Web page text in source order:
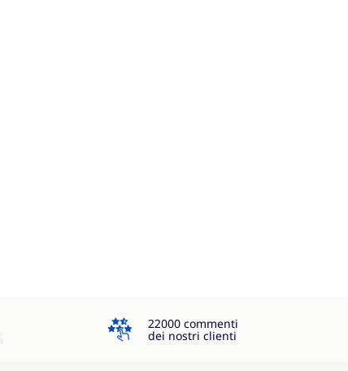
4.3
22000 commenti
dei nostri clienti